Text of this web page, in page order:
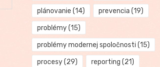
plánovanie (14) prevencia (19)
problémy(15)
problémy modernej spoločnosti (15)
procesy(29) reporting (21)